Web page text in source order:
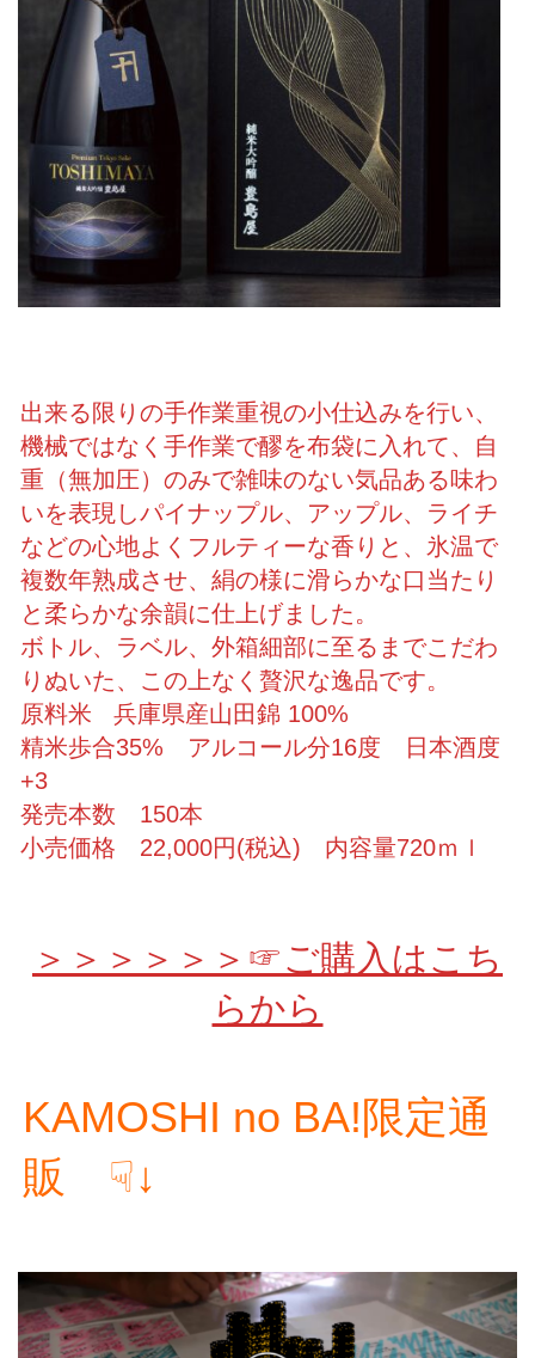
出来る限りの手作業重視の小仕込みを行い、
機械ではなく手作業で醪を布袋に入れて、自
重（無加圧）のみで雑味のない気品ある味わ
いを表現しパイナップル、アップル、ライチ
などの心地よくフルティーな香りと、氷温で
複数年熟成させ、絹の様に滑らかな口当たり
と柔らかな余韻に仕上げました。
ボトル、ラベル、外箱細部に至るまでこだわ
りぬいた、この上なく贅沢な逸品です。
原料米 兵庫県産山田錦 100%
精米歩合35% アルコール分16度 日本酒度
+3
発売本数 150本
小売価格 22,000円(税込) 内容量720ｍｌ
＞＞＞＞＞＞☞ご購入はこち
らから
KAMOSHI no BA!限定通
販 ☟↓